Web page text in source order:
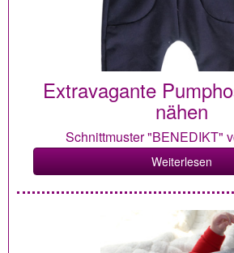
Extravagante
nähen
Schnittmuster "BENEDIKT"
Weiterlesen